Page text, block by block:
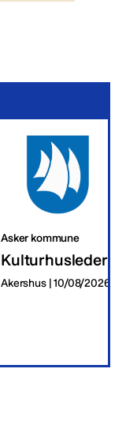
Asker kommune
Kulturhusleder
Akershus | 10/08/2026